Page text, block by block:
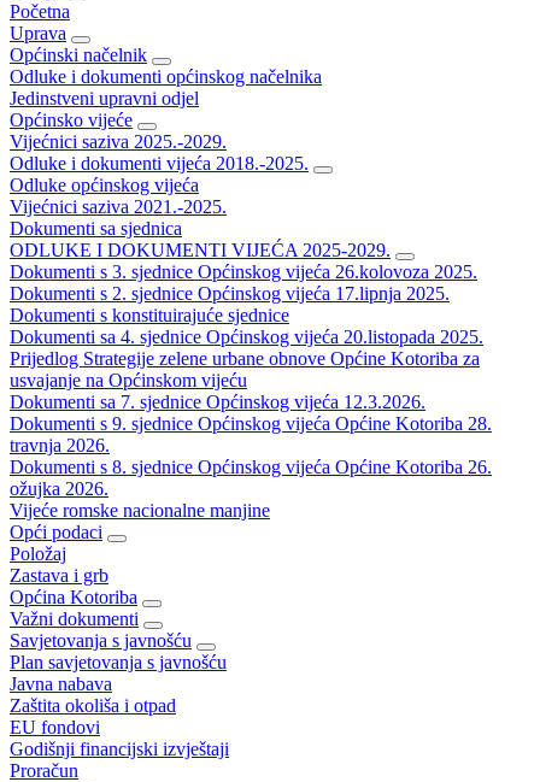
Početna
Uprava
Općinski načelnik
Odluke i dokumenti općinskog načelnika
Jedinstveni upravni odjel
Općinsko vijeće
Vijećnici saziva 2025.-2029.
Odluke i dokumenti vijeća 2018.-2025.
Odluke općinskog vijeća
Vijećnici saziva 2021.-2025.
Dokumenti sa sjednica
ODLUKE I DOKUMENTI VIJEĆA 2025-2029.
Dokumenti s 3. sjednice Općinskog vijeća 26.kolovoza 2025.
Dokumenti s 2. sjednice Općinskog vijeća 17.lipnja 2025.
Dokumenti s konstituirajuće sjednice
Dokumenti sa 4. sjednice Općinskog vijeća 20.listopada 2025.
Prijedlog Strategije zelene urbane obnove Općine Kotoriba za
usvajanje na Općinskom vijeću
Dokumenti sa 7. sjednice Općinskog vijeća 12.3.2026.
Dokumenti s 9. sjednice Općinskog vijeća Općine Kotoriba 28.
travnja 2026.
Dokumenti s 8. sjednice Općinskog vijeća Općine Kotoriba 26.
ožujka 2026.
Vijeće romske nacionalne manjine
Opći podaci
Položaj
Zastava i grb
Općina Kotoriba
Važni dokumenti
Savjetovanja s javnošću
Plan savjetovanja s javnošću
Javna nabava
Zaštita okoliša i otpad
EU fondovi
Godišnji financijski izvještaji
Proračun